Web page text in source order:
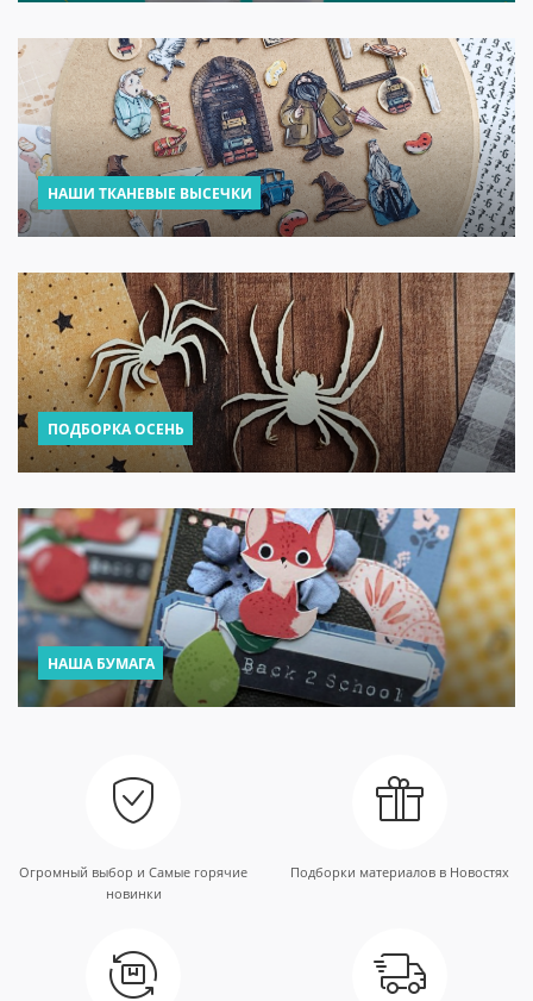
НАШИ ТКАНЕВЫЕ ВЫСЕЧКИ
ПОДБОРКА ОСЕНЬ
НАША БУМАГА
Огромный выбор и Самые горячие
новинки
Подборки материалов в Новостях